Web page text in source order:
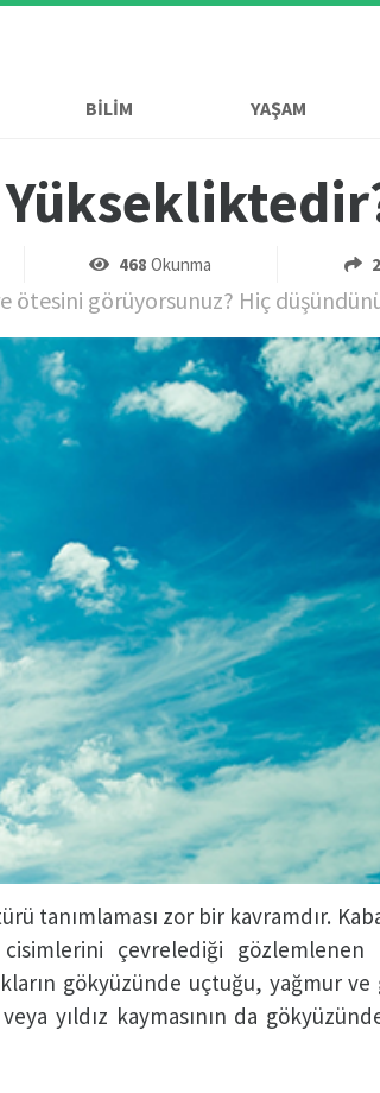
BİLİM YAŞAM
468 Okunma
ötesini görüyorsunuz? Hiç
tanımlaması zor bir kavramdır.
çevrelediği gözlemlenen
gökyüzünde uçtuğu, yağmur ve
yıldız kaymasının da